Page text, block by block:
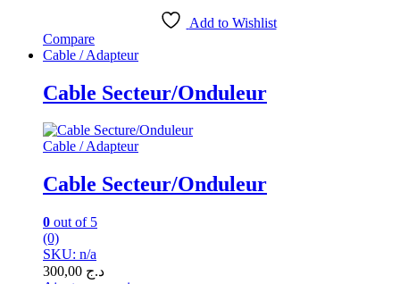
Add to Wishlist
Compare
Cable / Adapteur
Cable Secteur/Onduleur
Cable / Adapteur
Cable Secteur/Onduleur
0 out of 5
(0)
SKU: n/a
د.ج